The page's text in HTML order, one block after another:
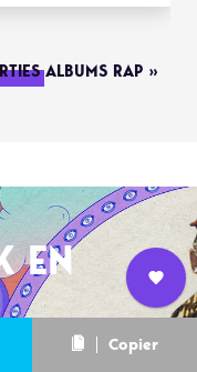
Newsletter
Copier
ALBUMS RAP »
EN